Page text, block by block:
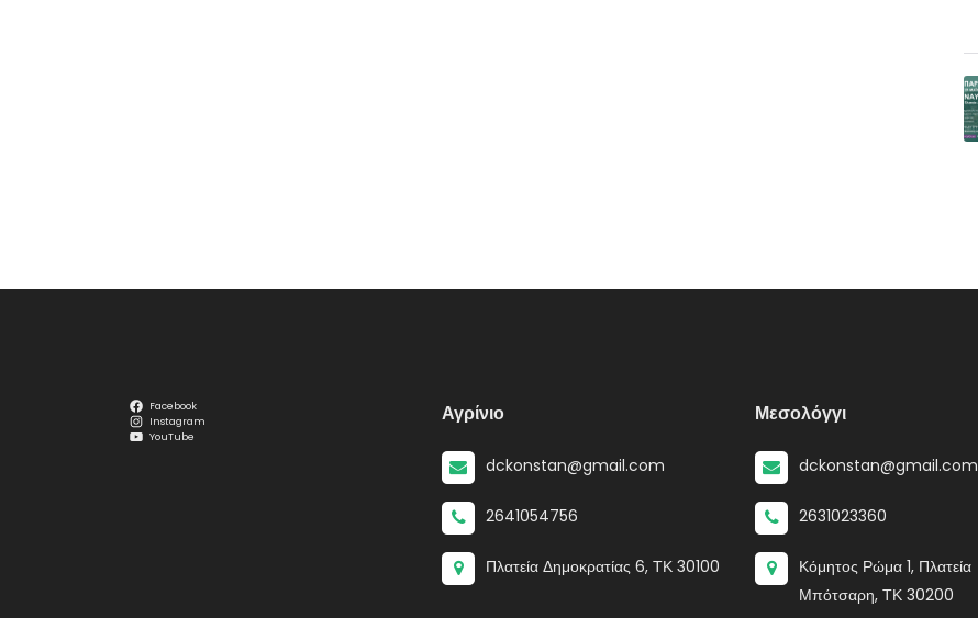
Facebook
Instagram
YouTube
Αγρίνιο
dckonstan@gmail.com
2641054756
Πλατεία Δημοκρατίας 6, ΤΚ 30100
Μεσολόγγι
dckonstan@gmail.com
2631023360
Κόμητος Ρώμα 1, Πλατεία
Μπότσαρη, ΤΚ 30200